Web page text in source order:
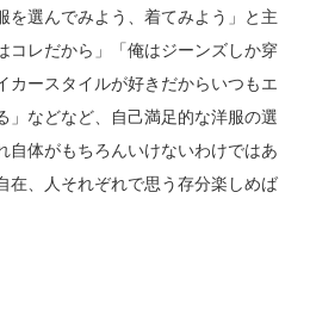
を選んでみよう、着てみよう」と主
コレだから」「俺はジーンズしか穿
カースタイルが好きだからいつもエ
」などなど、自己満足的な洋服の選
自体がもちろんいけないわけではあ
在、人それぞれで思う存分楽しめば